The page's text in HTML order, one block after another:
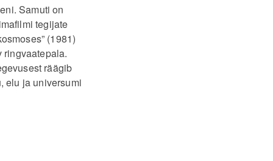
Samuti on
tegijate
(1981)
ringvaatepala.
räägib
elu ja universumi